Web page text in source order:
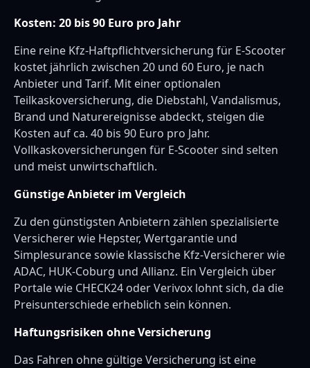
Kosten: 20 bis 90 Euro pro Jahr
Eine reine Kfz-Haftpflichtversicherung für E-Scooter
kostet jährlich zwischen 20 und 60 Euro, je nach
Anbieter und Tarif. Mit einer optionalen
Teilkaskoversicherung, die Diebstahl, Vandalismus,
Brand und Naturereignisse abdeckt, steigen die
Kosten auf ca. 40 bis 90 Euro pro Jahr.
Vollkaskoversicherungen für E-Scooter sind selten
und meist unwirtschaftlich.
Günstige Anbieter im Vergleich
Zu den günstigsten Anbietern zählen spezialisierte
Versicherer wie Hepster, Wertgarantie und
Simplesurance sowie klassische Kfz-Versicherer wie
ADAC, HUK-Coburg und Allianz. Ein Vergleich über
Portale wie CHECK24 oder Verivox lohnt sich, da die
Preisunterschiede erheblich sein können.
Haftungsrisiken ohne Versicherung
Das Fahren ohne gültige Versicherung ist eine